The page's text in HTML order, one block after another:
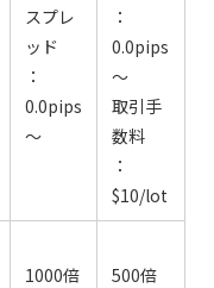
スプレ
ッド
：
0.0pips
～
：
0.0pips
～
取引手
数料
：
$10/lot
1000倍 500倍